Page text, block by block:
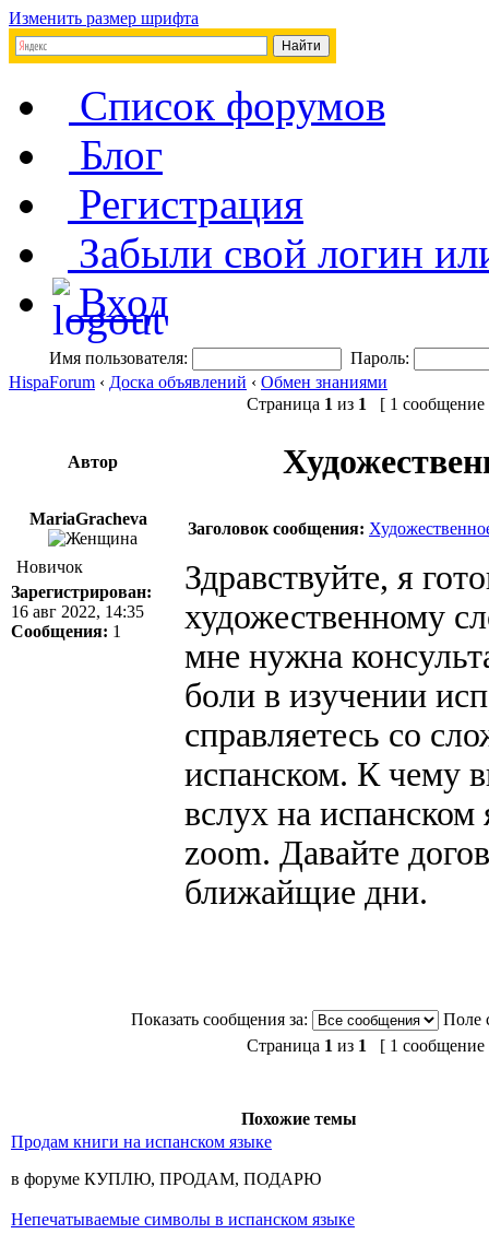
Изменить размер шрифта
Список форумов
Блог
Регистрация
Забыли свой логин
Вход
Имя пользователя:
Пароль:
HispaForum ‹ Доска объявлений ‹ Обмен знаниями
Страница 1 из 1 [ 1 сообщение
Автор
MariaGracheva
Заголовок сообщения:
Новичок
Зарегистрирован:
16 авг 2022, 14:35
Сообщения: 1
Здравствуйте, я
художественному
мне нужна
боли в изучении
справляетесь со
испанском. К чему
вслух на
zoom. Давайте
ближайщие дни.
Показать сообщения за:
Поле
Страница 1 из 1 [ 1 сообщение
Похожие темы
Продам книги на испанском языке
в форуме КУПЛЮ, ПРОДАМ, ПОДАРЮ
Непечатываемые символы в испанском языке